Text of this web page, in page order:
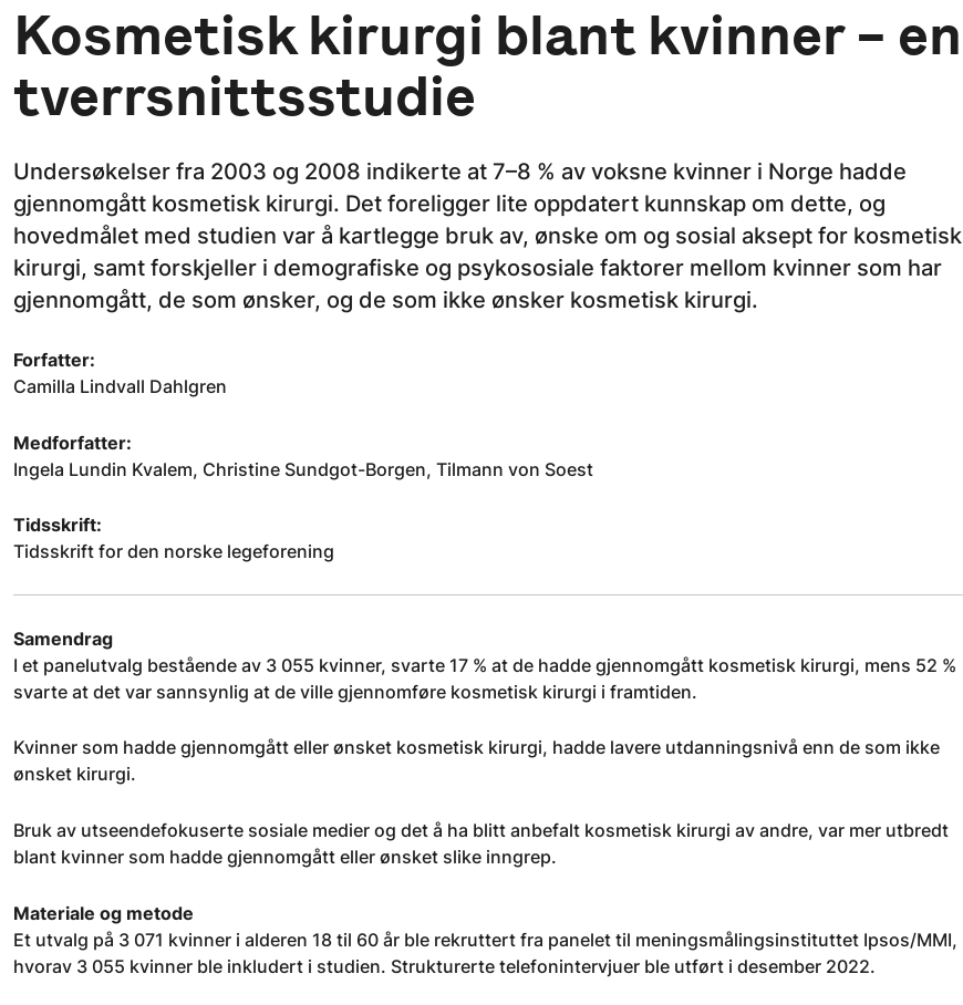
Kosmetisk kirurgi blant kvinner – en
tverrsnittsstudie
Undersøkelser fra 2003 og 2008 indikerte at 7–8 % av voksne kvinner i Norge hadde
gjennomgått kosmetisk kirurgi. Det foreligger lite oppdatert kunnskap om dette, og
hovedmålet med studien var å kartlegge bruk av, ønske om og sosial aksept for kosmetisk
kirurgi, samt forskjeller i demografiske og psykososiale faktorer mellom kvinner som har
gjennomgått, de som ønsker, og de som ikke ønsker kosmetisk kirurgi.
Forfatter:
Camilla Lindvall Dahlgren
Medforfatter:
Ingela Lundin Kvalem, Christine Sundgot-Borgen, Tilmann von Soest
Tidsskrift:
Tidsskrift for den norske legeforening
Samendrag
I et panelutvalg bestående av 3 055 kvinner, svarte 17 % at de hadde gjennomgått kosmetisk kirurgi, mens 52 %
svarte at det var sannsynlig at de ville gjennomføre kosmetisk kirurgi i framtiden.
Kvinner som hadde gjennomgått eller ønsket kosmetisk kirurgi, hadde lavere utdanningsnivå enn de som ikke
ønsket kirurgi.
Bruk av utseendefokuserte sosiale medier og det å ha blitt anbefalt kosmetisk kirurgi av andre, var mer utbredt
blant kvinner som hadde gjennomgått eller ønsket slike inngrep.
Materiale og metode
Et utvalg på 3 071 kvinner i alderen 18 til 60 år ble rekruttert fra panelet til meningsmålingsinstituttet Ipsos/MMI,
hvorav 3 055 kvinner ble inkludert i studien. Strukturerte telefonintervjuer ble utført i desember 2022.